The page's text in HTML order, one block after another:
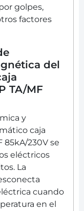
golpes,
factores
del
TA/MF
y
caja
85kA/230V se
eléctricos
La
cuando
en el